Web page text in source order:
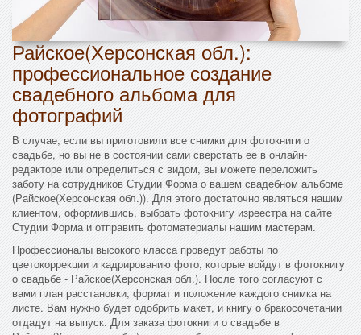
Райское(Херсонская обл.):
профессиональное создание
свадебного альбома для
фотографий
В случае, если вы приготовили все снимки для фотокниги о
свадьбе, но вы не в состоянии сами сверстать ее в онлайн-
редакторе или определиться с видом, вы можете переложить
заботу на сотрудников Студии Форма о вашем свадебном альбоме
(Райское(Херсонская обл.)). Для этого достаточно являться нашим
клиентом, оформившись, выбрать фотокнигу изреестра на сайте
Студии Форма и отправить фотоматериалы нашим мастерам.
Профессионалы высокого класса проведут работы по
цветокоррекции и кадрированию фото, которые войдут в фотокнигу
о свадьбе - Райское(Херсонская обл.). После того согласуют с
вами план расстановки, формат и положение каждого снимка на
листе. Вам нужно будет одобрить макет, и книгу о бракосочетании
отдадут на выпуск. Для заказа фотокниги о свадьбе в